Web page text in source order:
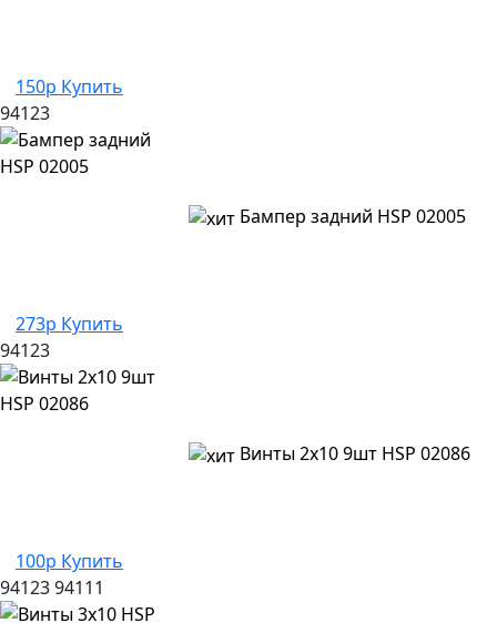
150р Купить
94123
Бампер задний HSP 02005
273р Купить
94123
Винты 2х10 9шт HSP 02086
100р Купить
9412394111